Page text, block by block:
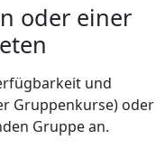
oder einer
und
Gruppenkurse) oder
Gruppe an.